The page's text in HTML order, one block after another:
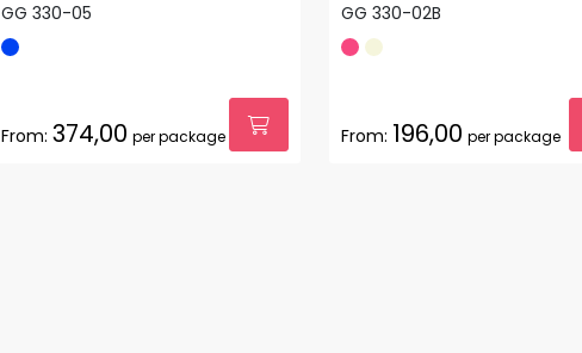
GG 330-05
From: 374,00 per package
GG 330-02B
From: 196,00 per package